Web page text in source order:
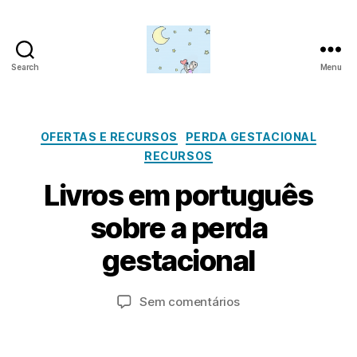
Search
da
lua
Menu
Categorias
OFERTAS E RECURSOS
PERDA GESTACIONAL
RECURSOS
Livros em português
sobre a perda
gestacional
Autor
P
o
r
d
Data
e
v
e
r
e
ir
1
Sem comentáriosem